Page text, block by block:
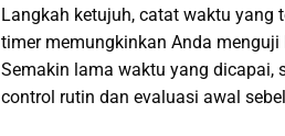
Langkah ketujuh, catat waktu yang
timer memungkinkan Anda
Semakin lama waktu yang dicapai,
control rutin dan evaluasi awal